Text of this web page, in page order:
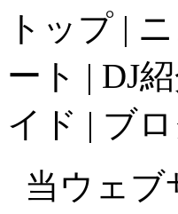
トップ |
ート | DJ
イド | ブ
当ウェブ